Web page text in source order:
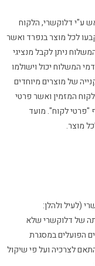
ע"י דלוקשרי, הלקוח
לכל מוצר בנפרד ואשר
ניתן לקבל מנציגי
המשלוח יכול וישולמו
של מוצרים מיוחדים
המזמין ואשר פרטי
"פרטי לקוח". מועד
מוצר.
(לעיל ולהלן:
של דלוקשרי שלא
הפועלים במסגרת
לצרכיה ועל פי שיקול